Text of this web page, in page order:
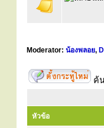
Moderator: น้องพลอย,
ค้
หัวข้อ